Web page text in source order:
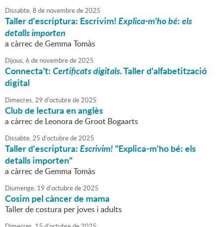
Dissabte,8 de novembrede2025
Taller d'escriptura: Escrivim!Explica-m'ho bé: els
detalls importen
a càrrec de Gemma Tomàs
Dijous,6 de novembrede2025
Connecta't:Certificats digitals. Taller d'alfabetització
digital
Dimecres,29 d'octubrede2025
Club de lectura en anglès
a càrrec de Leonora de Groot Bogaarts
Dissabte,25 d'octubrede2025
Taller d'escriptura:Escrivim!"Explica-m'ho bé: els
detalls importen"
a càrrec de Gemma Tomàs
Diumenge, 19 d'octubrede2025
Cosim pel càncer de mama
Taller de costura per joves i adults